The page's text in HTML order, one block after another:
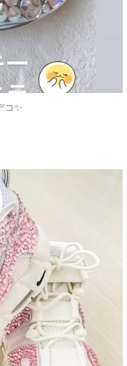
コ✨